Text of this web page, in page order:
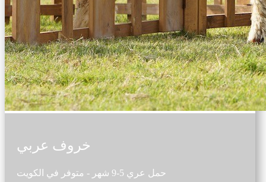
خروف عربي
حمل عري 5-9 شهر - متوفر في الكويت